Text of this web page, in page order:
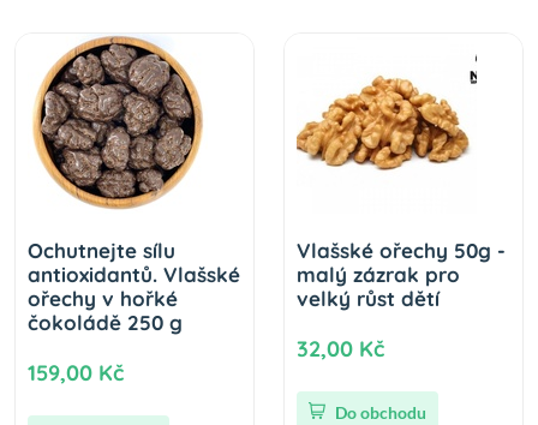
Ochutnejte sílu
antioxidantů. Vlašské
ořechy v hořké
čokoládě 250 g
159,00 Kč
Vlašské ořechy 50g -
malý zázrak pro
velký růst dětí
32,00 Kč
Do obchodu